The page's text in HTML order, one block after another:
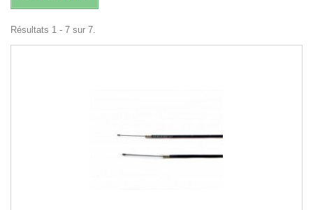
Résultats 1 - 7 sur 7.